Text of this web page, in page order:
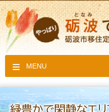
MENU
緑豊かで閑静なエ